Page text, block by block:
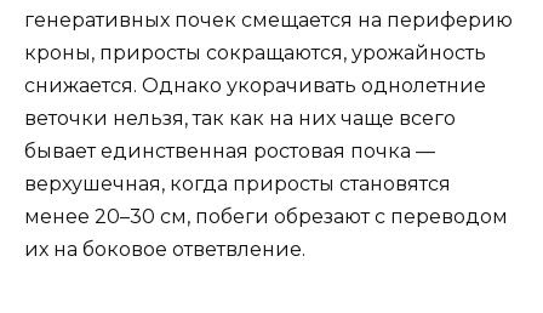
генеративных почек смещается на периферию
кроны, приросты сокращаются, урожайность
снижается. Однако укорачивать однолетние
веточки нельзя, так как на них чаще всего
бывает единственная ростовая почка —
верхушечная, когда приросты становятся
менее 20–30 см, побеги обрезают с переводом
их на боковое ответвление.